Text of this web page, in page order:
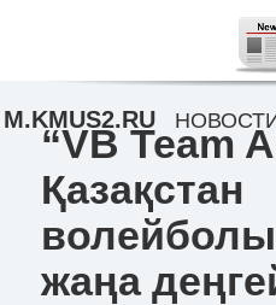
“VB Team
Қазақстан
жаңа
M.KMUS2.RU